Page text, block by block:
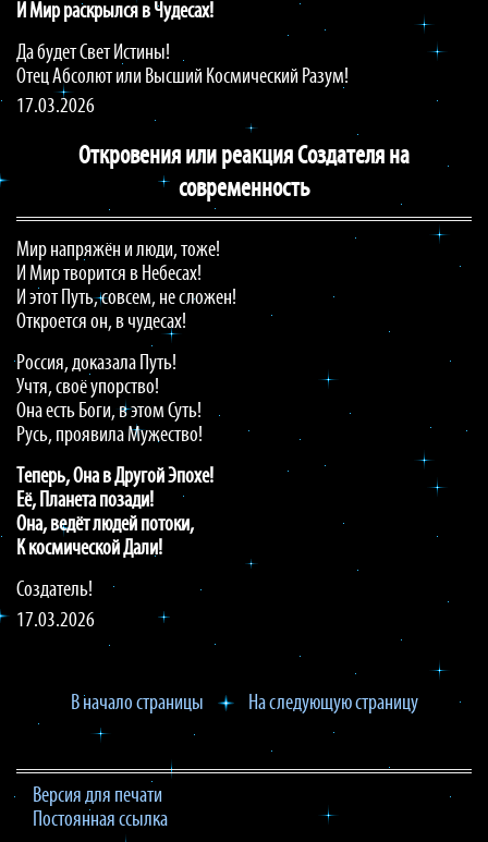
И Мир раскрылся в Чудесах!
Да будет Свет Истины!
Отец Абсолют или Высший Космический Разум!
17.03.2026
Откровения или реакция Создателя на
современность
Мир напряжён и люди, тоже!
И Мир творится в Небесах!
И этот Путь, совсем, не сложен!
Откроется он, в чудесах!
Россия, доказала Путь!
Учтя, своё упорство!
Она есть Боги, в этом Суть!
Русь, проявила Мужество!
Теперь, Она в Другой Эпохе!
Её, Планета позади!
Она, ведёт людей потоки,
К космической Дали!
Создатель!
17.03.2026
В начало страницы На следующую страницу
Версия для печати
Постоянная ссылка